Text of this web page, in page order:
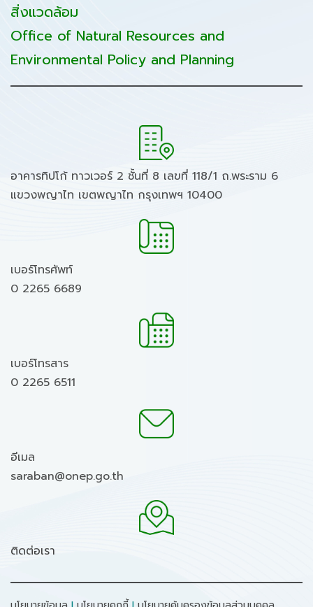
สิ่งแวดล้อม
Office of Natural Resources and
Environmental Policy and Planning
อาคารทิปโก้ ทาวเวอร์ 2 ชั้นที่ 8 เลขที่ 118/1 ถ.พระราม 6
แขวงพญาไท เขตพญาไท กรุงเทพฯ 10400
เบอร์โทรศัพท์
0 2265 6689
เบอร์โทรสาร
0 2265 6511
อีเมล
saraban@onep.go.th
ติดต่อเรา